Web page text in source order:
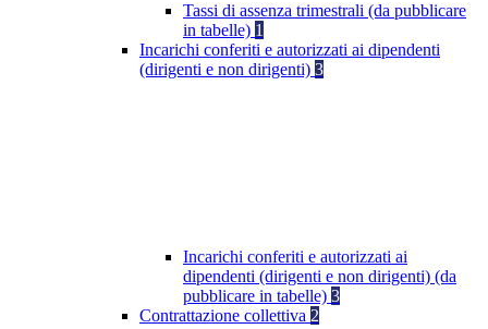
Tassi di assenza trimestrali (da pubblicare
in tabelle) 1
Incarichi conferiti e autorizzati ai dipendenti
(dirigenti e non dirigenti) 3
Incarichi conferiti e autorizzati ai
dipendenti (dirigenti e non dirigenti) (da
pubblicare in tabelle) 3
Contrattazione collettiva 2